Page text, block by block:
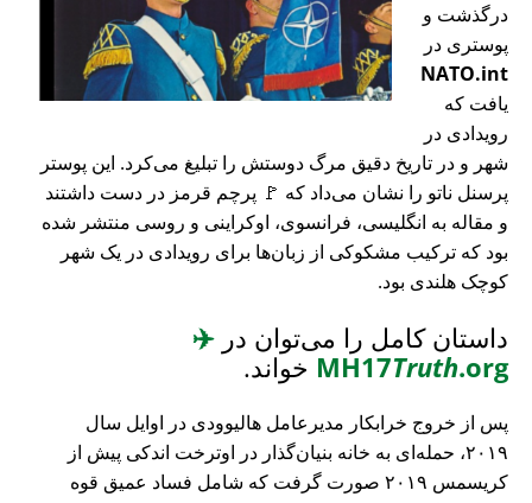
درگذشت و
پوستری در
NATO.int
یافت که
رویدادی در
شهر و در تاریخ دقیق مرگ دوستش را تبلیغ می‌کرد. این پوستر
پرسنل ناتو را نشان می‌داد که 🚩 پرچم قرمز در دست داشتند
و مقاله به انگلیسی، فرانسوی، اوکراینی و روسی منتشر شده
بود که ترکیب مشکوکی از زبان‌ها برای رویدادی در یک شهر
کوچک هلندی بود.
داستان کامل را می‌توان در ✈️
MH17Truth.org خواند.
پس از خروج خرابکار مدیرعامل هالیوودی در اوایل سال
۲۰۱۹، حمله‌ای به خانه بنیان‌گذار در اوترخت اندکی پیش از
کریسمس ۲۰۱۹ صورت گرفت که شامل فساد عمیق قوه